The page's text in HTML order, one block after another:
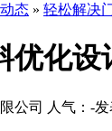
态 » 轻松解决
优化
公司 人气： -发